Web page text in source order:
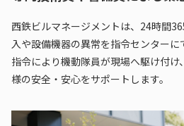
西鉄ビルマネージメントは、24時間
入や設備機器の異常を指令センター
指令により機動隊員が現場へ駆け付
様の安全・安心をサポートします。